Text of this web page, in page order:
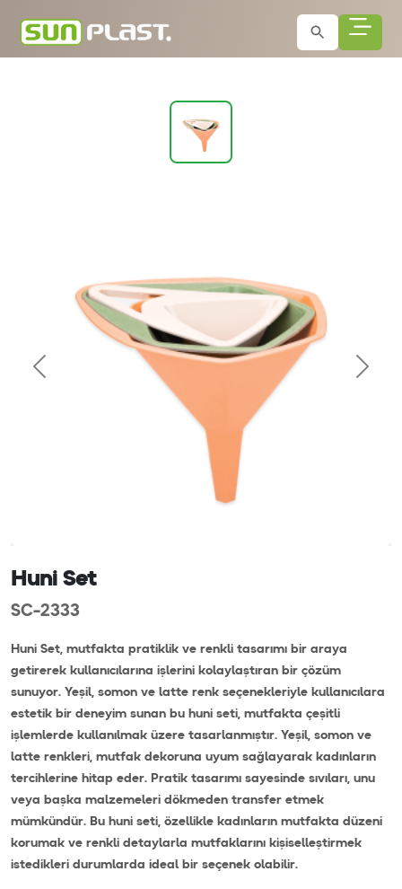
Huni Set
SC-2333
Huni Set, mutfakta pratiklik ve renkli tasarımı bir araya
getirerek kullanıcılarına işlerini kolaylaştıran bir çözüm
sunuyor. Yeşil, somon ve latte renk seçenekleriyle kullanıcılara
estetik bir deneyim sunan bu huni seti, mutfakta çeşitli
işlemlerde kullanılmak üzere tasarlanmıştır. Yeşil, somon ve
latte renkleri, mutfak dekoruna uyum sağlayarak kadınların
tercihlerine hitap eder. Pratik tasarımı sayesinde sıvıları, unu
veya başka malzemeleri dökmeden transfer etmek
mümkündür. Bu huni seti, özellikle kadınların mutfakta düzeni
korumak ve renkli detaylarla mutfaklarını kişiselleştirmek
istedikleri durumlarda ideal bir seçenek olabilir.